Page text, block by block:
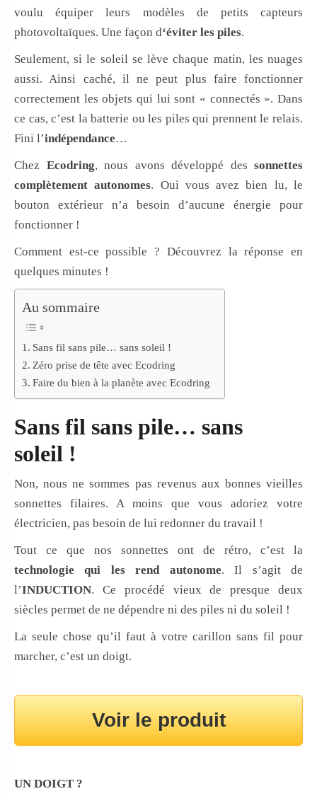
voulu équiper leurs modèles de petits capteurs
photovoltaïques. Une façon d‘éviter les piles.
Seulement, si le soleil se lève chaque matin, les nuages
aussi. Ainsi caché, il ne peut plus faire fonctionner
correctement les objets qui lui sont « connectés ». Dans
ce cas, c’est la batterie ou les piles qui prennent le relais.
Fini l’indépendance…
Chez Ecodring, nous avons développé des sonnettes
complètement autonomes. Oui vous avez bien lu, le
bouton extérieur n’a besoin d’aucune énergie pour
fonctionner !
Comment est-ce possible ? Découvrez la réponse en
quelques minutes !
Au sommaire
Sans fil sans pile… sans soleil !
Zéro prise de tête avec Ecodring
Faire du bien à la planète avec Ecodring
Sans fil sans pile… sans
soleil !
Non, nous ne sommes pas revenus aux bonnes vieilles
sonnettes filaires. A moins que vous adoriez votre
électricien, pas besoin de lui redonner du travail !
Tout ce que nos sonnettes ont de rétro, c’est la
technologie qui les rend autonome. Il s’agit de
l’INDUCTION. Ce procédé vieux de presque deux
siècles permet de ne dépendre ni des piles ni du soleil !
La seule chose qu’il faut à votre carillon sans fil pour
marcher, c’est un doigt.
Voir le produit
UN DOIGT ?